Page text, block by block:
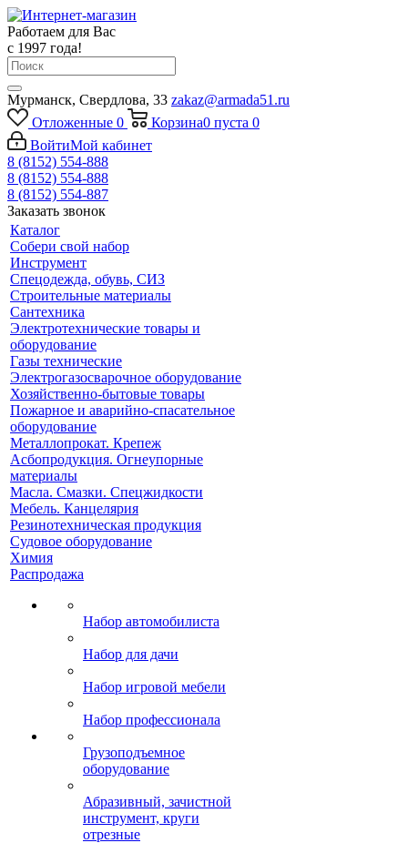
Работаем для Вас
с 1997 года!
Мурманск, Свердлова, 33 zakaz@armada51.ru
Отложенные 0 Корзина0 пуста 0
ВойтиМой кабинет
8 (8152) 554-888
8 (8152) 554-888
8 (8152) 554-887
Заказать звонок
Каталог
Собери свой набор
Инструмент
Спецодежда, обувь, СИЗ
Строительные материалы
Сантехника
Электротехнические товары и
оборудование
Газы технические
Электрогазосварочное оборудование
Хозяйственно-бытовые товары
Пожарное и аварийно-спасательное
оборудование
Металлопрокат. Крепеж
Асбопродукция. Огнеупорные
материалы
Масла. Смазки. Спецжидкости
Мебель. Канцелярия
Резинотехническая продукция
Судовое оборудование
Химия
Распродажа
Набор автомобилиста
Набор для дачи
Набор игровой мебели
Набор профессионала
Грузоподъемное
оборудование
Абразивный, зачистной
инструмент, круги
отрезные